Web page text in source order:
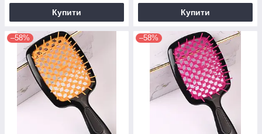
Купити Купити
–58% –58%